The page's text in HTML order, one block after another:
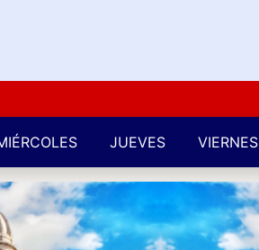
JUEVES VIERNES